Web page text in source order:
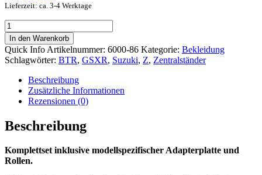
Lieferzeit: ca. 3-4 Werktage
Zentralständer
EVOLIFT
für
Suzuki
GSX-
1000
Menge
In den Warenkorb
Quick Info Artikelnummer: 6000-86 Kategorie: Bekleidung
Schlagwörter: BTR, GSXR, Suzuki, Z, Zentralständer
Beschreibung
Zusätzliche Informationen
Rezensionen (0)
Beschreibung
Komplettset inklusive modellspezifischer Adapterplatte und
Rollen.